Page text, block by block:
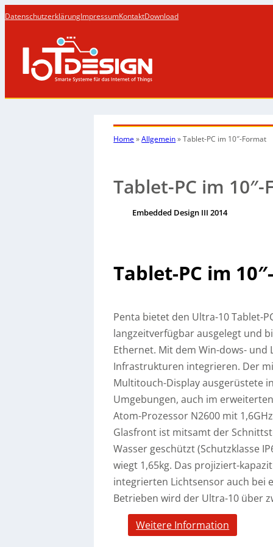
DatenschutzerklärungImpressumKontaktDownload
Home»Allgemein»Tablet-PC im 10″-Format
Tablet-PC im
Embedded Design III 2014
Tablet-PC im
Penta bietet den Ultra-10 Tablet-
langzeitverfügbar ausgelegt und
Ethernet. Mit dem Win-dows- und
Infrastrukturen integrieren. Der
Multitouch-Display ausgerüstete
Umgebungen, auch im
Atom-Prozessor N2600 mit
Glasfront ist mitsamt der
Wasser geschützt (Schutzklasse
wiegt 1,65kg. Das projiziert-
integrierten Lichtsensor auch bei
Betrieben wird der Ultra-10 über
Weitere Information